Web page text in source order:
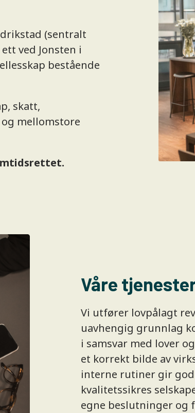
(sentralt
ved Jonsten i
bestående
skatt,
mellomstore
Våre
Vi utfører lovpålagt
uavhengig grunnlag
i samsvar med lover
et korrekt bilde av
interne rutiner gir
kvalitetssikres
egne beslutninger og